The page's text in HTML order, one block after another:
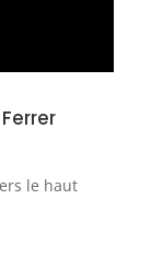
le haut